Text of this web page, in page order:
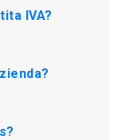
IVA?